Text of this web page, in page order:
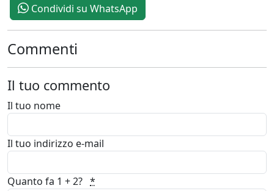
Condividi su WhatsApp
Commenti
Il tuo commento
Il tuo nome
Il tuo indirizzo e-mail
Quanto fa 1 + 2? *